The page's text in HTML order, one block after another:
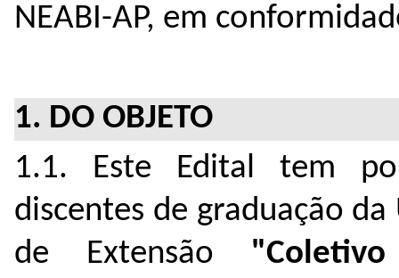
NEABI-AP, em
1. DO OBJETO
1.1. Este Edital tem
discentes de graduação
de Extensão